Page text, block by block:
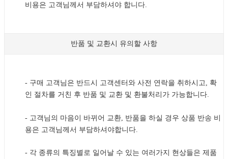
비용은 고객님께서 부담하셔야 합니다.
반품 및 교환시 유의할 사항
- 구매 고객님은 반드시 고객센터와 사전 연락을 취하시고, 확
인 절차를 거친 후 반품 및 교환 및 환불처리가 가능합니다.
- 고객님의 마음이 바뀌어 교환, 반품을 하실 경우 상품 반송 비
용은 고객님께서 부담하셔야합니다.
- 각 종류의 특징별로 일어날 수 있는 여러가지 현상들은 제품